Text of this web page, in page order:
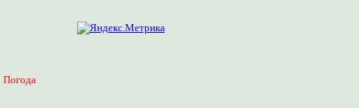
Погода